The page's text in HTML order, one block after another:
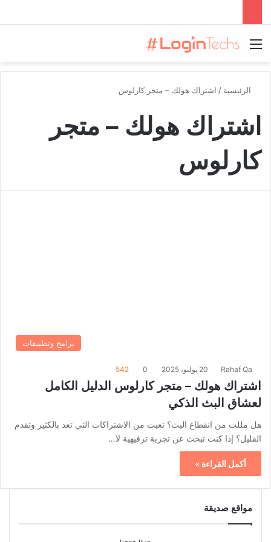
القائمة
الرئيسية / اشتراك هولك – متجر كارلوس
اشتراك هولك – متجر
كارلوس
برامج وتطبيقات
Rahaf Qa 20 يوليو، 2025 0
542
اشتراك هولك – متجر كارلوس الدليل الكامل
لعشاق البث الذكي
هل مللت من انقطاع البث؟ تعبت من الاشتراكات التي تعد بالكثير وتقدم
القليل؟ إذا كنت تبحث عن تجربة ترفيهية لا…
أكمل القراءة »
مواقع صديقة